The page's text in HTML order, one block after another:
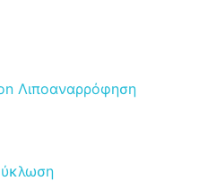
Λιποαναρρόφηση